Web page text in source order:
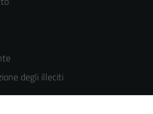
degli illeciti